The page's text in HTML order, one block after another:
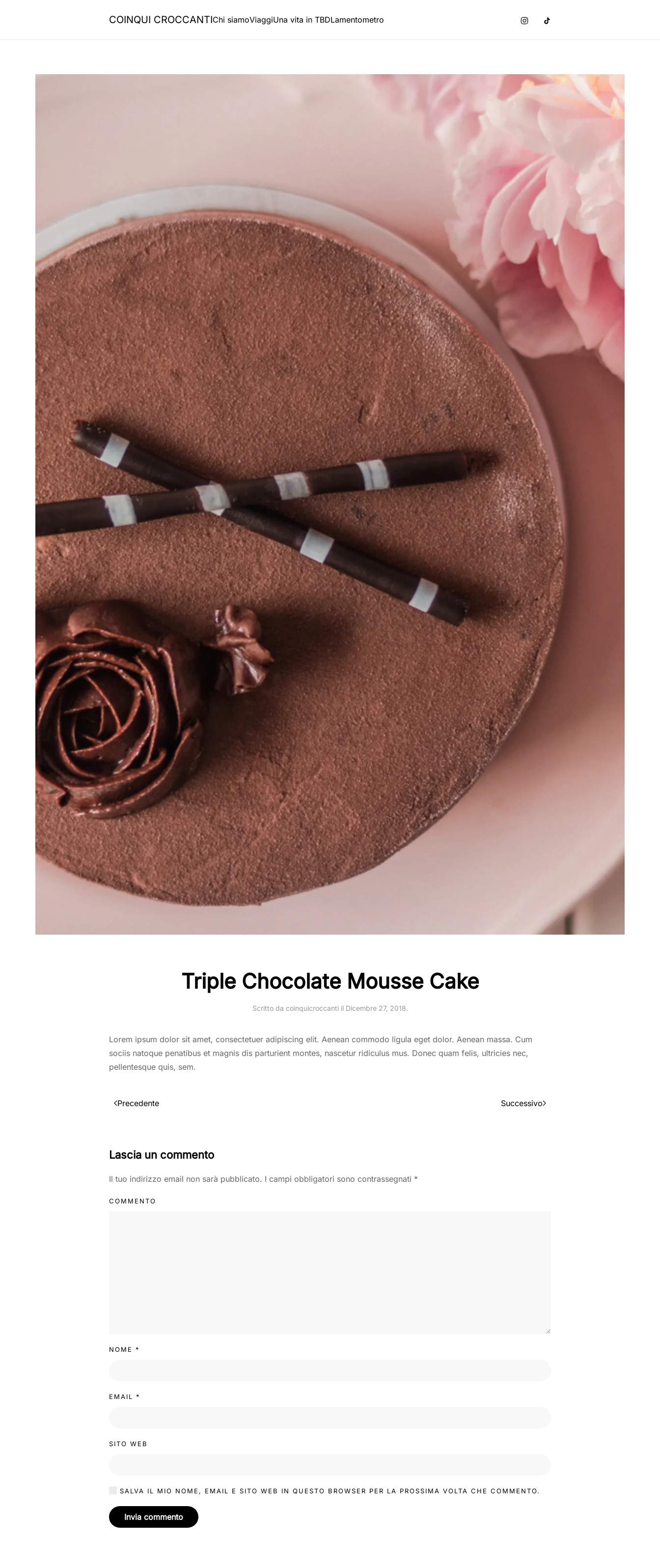
COINQUI CROCCANTIChi siamoViaggiUna vita in TBDLamentometro
Triple Chocolate Mousse Cake
Scritto da coinquicroccantiil Dicembre 27, 2018.
Lorem ipsum dolor sit amet, consectetuer adipiscing elit. Aenean commodo ligula eget dolor. Aenean massa. Cum
sociis natoque penatibus et magnis dis parturient montes, nascetur ridiculus mus. Donec quam felis, ultricies nec,
pellentesque quis, sem.
Precedente Successivo
Lascia un commento
Il tuo indirizzo email non sarà pubblicato. I campi obbligatori sono contrassegnati *
COMMENTO
NOME *
EMAIL *
SITO WEB
SALVA IL MIO NOME, EMAIL E SITO WEB IN QUESTO BROWSER PER LA PROSSIMA VOLTA CHE COMMENTO.
Invia commento